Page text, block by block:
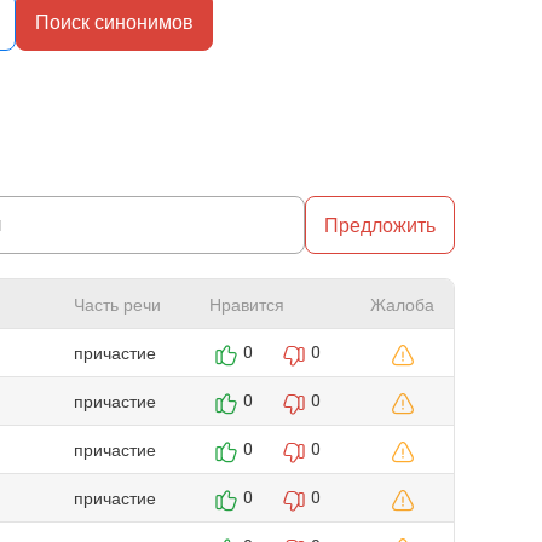
Поиск синонимов
Предложить
Часть речи Нравится
Жалоба
причастие
0 0
причастие 0 0
причастие 0 0
причастие 0 0